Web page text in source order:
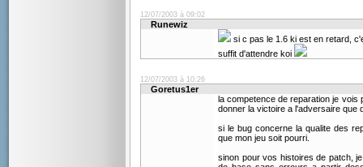
12/07/2003 à 09:02
Runewiz
si c pas le 1.6 ki est en retard,
suffit d'attendre koi
12/07/2003 à 10:26
Goretus1er
la competence de reparation je vois
donner la victoire a l'adversaire que
si le bug concerne la qualite des
que mon jeu soit pourri.
sinon pour vos histoires de patch,